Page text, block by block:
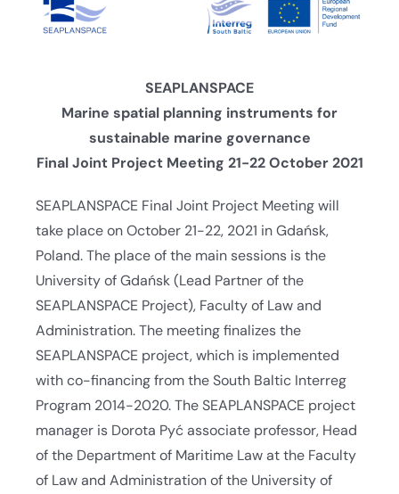
SEAPLANSPACE
Marine spatial planning instruments for
sustainable marine governance
Final Joint Project Meeting 21-22 October 2021
SEAPLANSPACE Final Joint Project Meeting will
take place on October 21-22, 2021 in Gdańsk,
Poland. The place of the main sessions is the
University of Gdańsk (Lead Partner of the
SEAPLANSPACE Project), Faculty of Law and
Administration. The meeting finalizes the
SEAPLANSPACE project, which is implemented
with co-financing from the South Baltic Interreg
Program 2014-2020. The SEAPLANSPACE project
manager is Dorota Pyć associate professor, Head
of the Department of Maritime Law at the Faculty
of Law and Administration of the University of